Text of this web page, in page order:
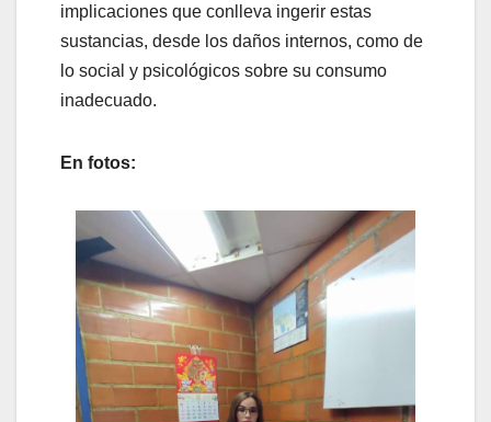
implicaciones que conlleva ingerir estas
sustancias, desde los daños internos, como de
lo social y psicológicos sobre su consumo
inadecuado.
En fotos: